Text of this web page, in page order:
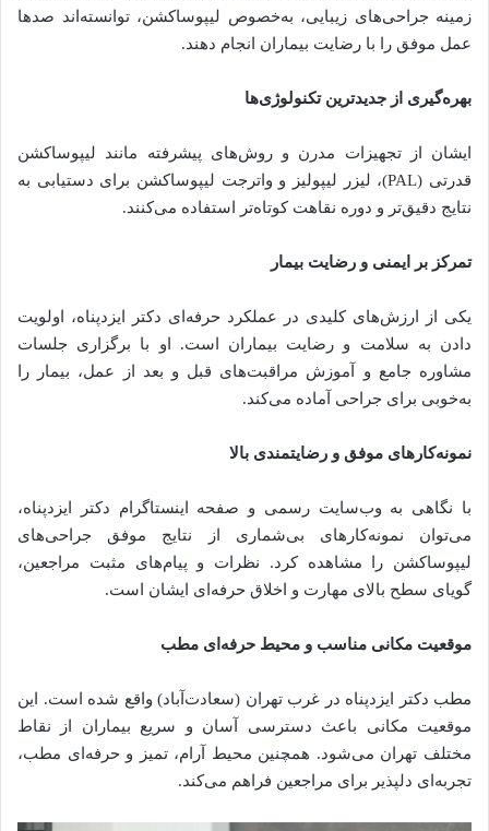
زمینه جراحی‌های زیبایی، به‌خصوص لیپوساکشن، توانسته‌اند صدها
عمل موفق را با رضایت بیماران انجام دهند.
بهره‌گیری از جدیدترین تکنولوژی‌ها
ایشان از تجهیزات مدرن و روش‌های پیشرفته مانند لیپوساکشن
قدرتی (PAL)، لیزر لیپولیز و واترجت لیپوساکشن برای دستیابی به
نتایج دقیق‌تر و دوره نقاهت کوتاه‌تر استفاده می‌کنند.
تمرکز بر ایمنی و رضایت بیمار
یکی از ارزش‌های کلیدی در عملکرد حرفه‌ای دکتر ایزدپناه، اولویت
دادن به سلامت و رضایت بیماران است. او با برگزاری جلسات
مشاوره جامع و آموزش مراقبت‌های قبل و بعد از عمل، بیمار را
به‌خوبی برای جراحی آماده می‌کند.
نمونه‌کارهای موفق و رضایتمندی بالا
با نگاهی به وب‌سایت رسمی و صفحه اینستاگرام دکتر ایزدپناه،
می‌توان نمونه‌کارهای بی‌شماری از نتایج موفق جراحی‌های
لیپوساکشن را مشاهده کرد. نظرات و پیام‌های مثبت مراجعین،
گویای سطح بالای مهارت و اخلاق حرفه‌ای ایشان است.
موقعیت مکانی مناسب و محیط حرفه‌ای مطب
مطب دکتر ایزدپناه در غرب تهران (سعادت‌آباد) واقع شده است. این
موقعیت مکانی باعث دسترسی آسان و سریع بیماران از نقاط
مختلف تهران می‌شود. همچنین محیط آرام، تمیز و حرفه‌ای مطب،
تجربه‌ای دلپذیر برای مراجعین فراهم می‌کند.